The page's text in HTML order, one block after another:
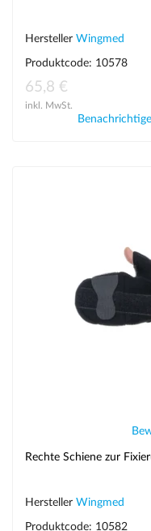
Hersteller Wingmed
Produktcode: 10578
65,8 €
inkl. MwSt.
Rechte Schiene zur
Hersteller Wingmed
Produktcode: 10582